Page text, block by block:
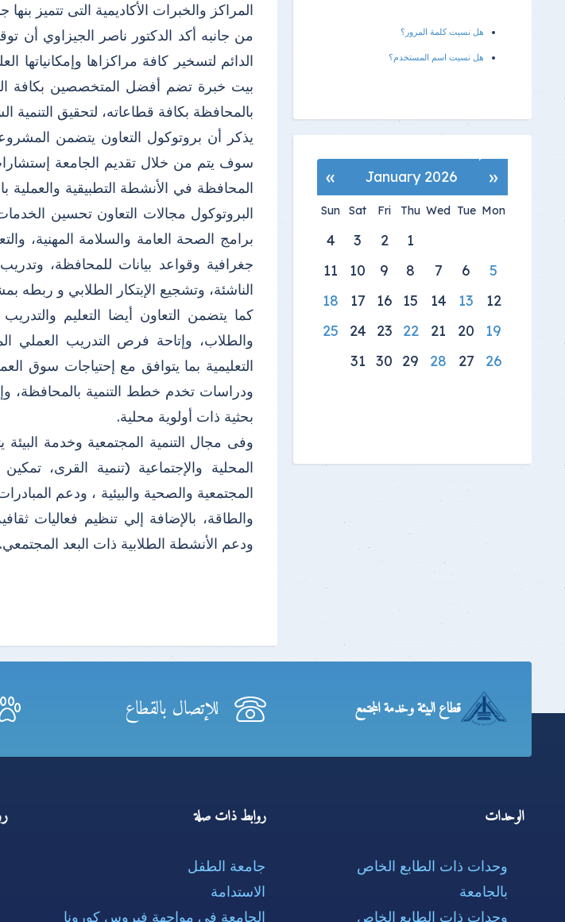
المراكز والخبرات الأكاديمية التى تتميز بنها
من جانبه أكد الدكتور ناصر الجيزاوي أن
الدائم لتسخير كافة مراكزاها وإمكانياتها
بيت خبرة تضم أفضل المتخصصين بكافة
بالمحافظة بكافة قطاعاته، لتحقيق التنمية
يذكر أن بروتوكول التعاون يتضمن
سوف يتم من خلال تقديم الجامعة
المحافظة في الأنشطة التطبيقية
البروتوكول مجالات التعاون تحسين الخدمات
برامج الصحة العامة والسلامة المهنية،
جغرافية وقواعد بيانات للمحافظة،
الناشئة، وتشجيع الإبتكار الطلابي و ربطه
كما يتضمن التعاون أيضا التعليم
والطلاب، وإتاحة فرص التدريب العملي
التعليمية بما يتوافق مع إحتياجات سوق
ودراسات تخدم خطط التنمية بالمحافظة،
بحثية ذات أولوية محلية.
وفى مجال التنمية المجتمعية وخدمة البيئة
المحلية والإجتماعية (تنمية القرى،
المجتمعية والصحية والبيئية ، ودعم
والطاقة، بالإضافة إلي تنظيم فعاليات
ودعم الأنشطة الطلابية ذات البعد المجتمعي.
هل نسيت كلمة المرور؟
هل نسيت اسم المستخدم؟
«
January 2026
»
Mon
Tue
Wed
Thu
Fri
Sat
Sun
1
2
3
4
5
6
7
8
9
10
11
12
13
14
15
16
17
18
19
20
21
22
23
24
25
26
27
28
29
30
31
قطاع البيئة وخدمة المجتمع للإتصال بالقطاع
الوحدات
وحدات ذات الطابع الخاص
بالجامعة
وحدات ذات الطابع الخاص
روابط ذات صلة
جامعة الطفل
الاستدامة
الجامعة في مواجهة فيروس كورونا